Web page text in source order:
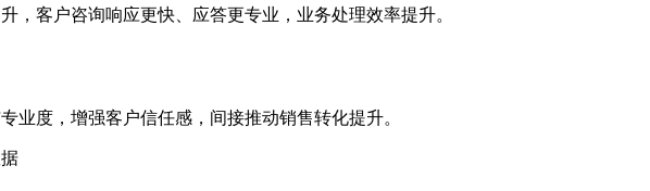
，客户咨询响应更快、应答更专业，业务处理效率提升。
，增强客户信任感，间接推动销售转化提升。